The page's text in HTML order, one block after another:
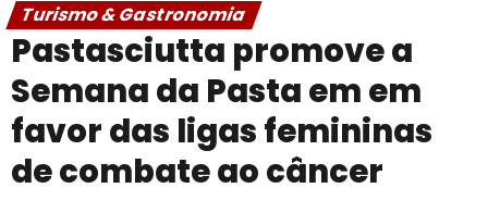
Turismo & Gastronomia
Pastasciutta promove a
Semana da Pasta em em
favor das ligas femininas
de combate ao câncer